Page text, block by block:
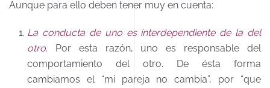
Aunque para ello deben tener muy en cuenta:
La conducta de uno es interdependiente de la del
otro. Por esta razón, uno es responsable del
comportamiento del otro. De ésta forma
cambiamos el “mi pareja no cambia”, por “que